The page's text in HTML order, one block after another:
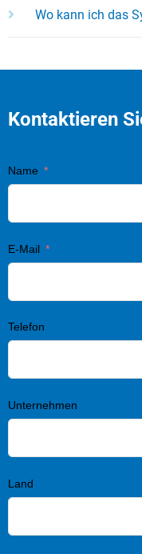
Wo kann ich das
Kontaktieren
Name
E-Mail
Telefon
Unternehmen
Land